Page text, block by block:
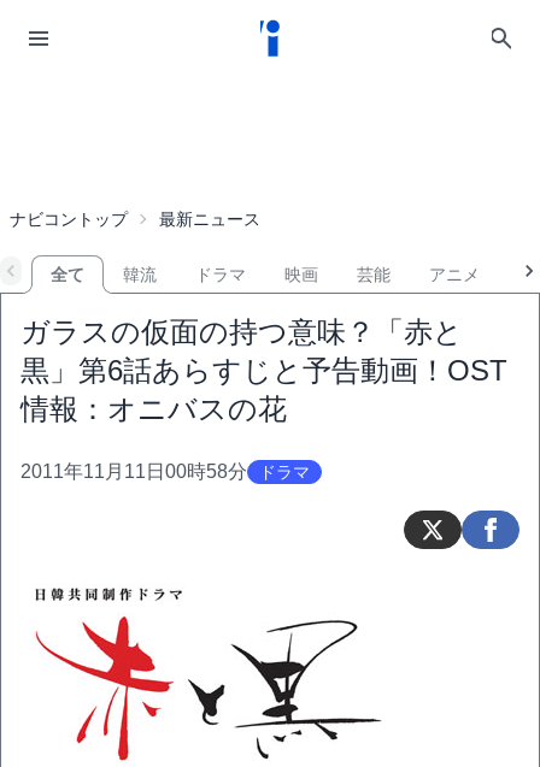
ナビコントップ 最新ニュース
全て 韓流 ドラマ 映画 芸能 アニメ
ガラスの仮面の持つ意味？「赤と
黒」第6話あらすじと予告動画！OST
情報：オニバスの花
2011年11月11日00時58分 ドラマ